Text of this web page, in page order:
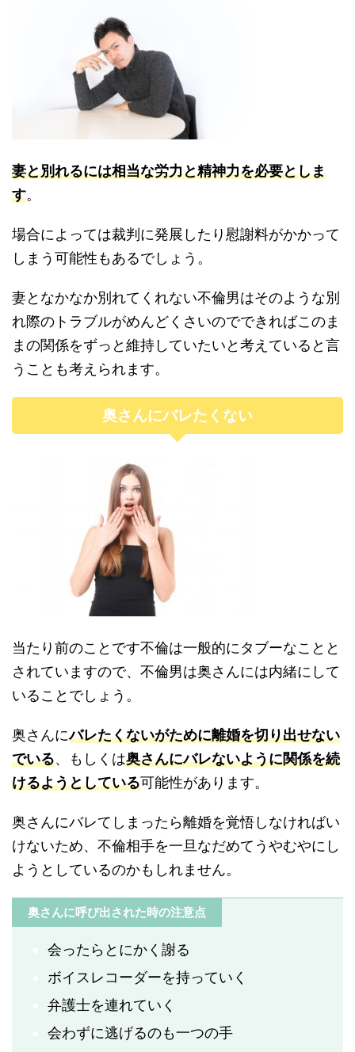
妻と別れるには相当な労力と精神力を必要としま
す。
場合によっては裁判に発展したり慰謝料がかかって
しまう可能性もあるでしょう。
妻となかなか別れてくれない不倫男はそのような別
れ際のトラブルがめんどくさいのでできればこのま
まの関係をずっと維持していたいと考えていると言
うことも考えられます。
奥さんにバレたくない
当たり前のことです不倫は一般的にタブーなことと
されていますので、不倫男は奥さんには内緒にして
いることでしょう。
奥さんにバレたくないがために離婚を切り出せない
でいる、もしくは奥さんにバレないように関係を続
けるようとしている可能性があります。
奥さんにバレてしまったら離婚を覚悟しなければい
けないため、不倫相手を一旦なだめてうやむやにし
ようとしているのかもしれません。
奥さんに呼び出された時の注意点
会ったらとにかく謝る
ボイスレコーダーを持っていく
弁護士を連れていく
会わずに逃げるのも一つの手